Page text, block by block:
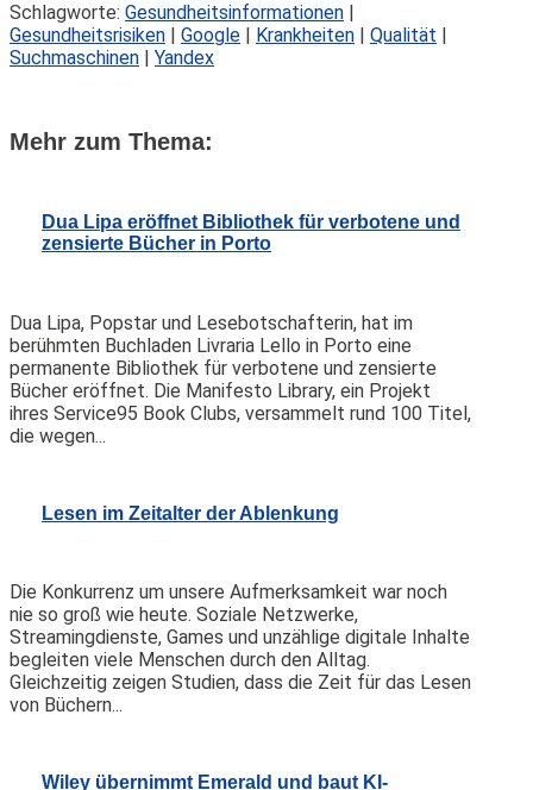
Schlagworte: Gesundheitsinformationen |
Gesundheitsrisiken | Google | Krankheiten | Qualität |
Suchmaschinen | Yandex
Mehr zum Thema:
Dua Lipa eröffnet Bibliothek für verbotene und
zensierte Bücher in Porto
Dua Lipa, Popstar und Lesebotschafterin, hat im
berühmten Buchladen Livraria Lello in Porto eine
permanente Bibliothek für verbotene und zensierte
Bücher eröffnet. Die Manifesto Library, ein Projekt
ihres Service95 Book Clubs, versammelt rund 100 Titel,
die wegen...
Lesen im Zeitalter der Ablenkung
Die Konkurrenz um unsere Aufmerksamkeit war noch
nie so groß wie heute. Soziale Netzwerke,
Streamingdienste, Games und unzählige digitale Inhalte
begleiten viele Menschen durch den Alltag.
Gleichzeitig zeigen Studien, dass die Zeit für das Lesen
von Büchern...
Wiley übernimmt Emerald und baut KI-